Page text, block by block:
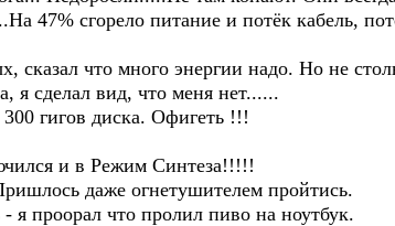
47% сгорело питание и потёк кабель,
сказал что много энергии надо. Но не
я сделал вид, что меня нет......
гигов диска. Офигеть !!!
и в Режим Синтеза!!!!!
даже огнетушителем пройтись.
я проорал что пролил пиво на ноутбук.